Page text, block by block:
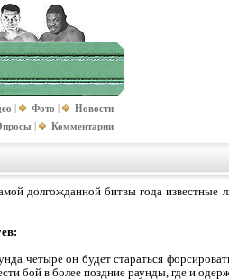
| Фото |
Новости
| Комментарии
долгожданной битвы года известные
четыре он будет стараться
бой в более поздние раунды, где и